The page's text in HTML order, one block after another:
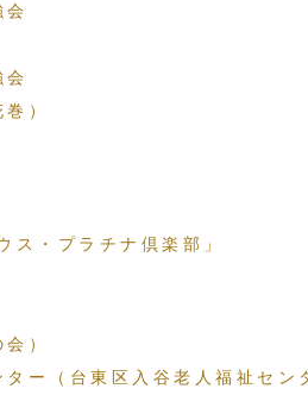
会
会
）
ス・プラチナ倶楽部」
）
ー（台東区入谷老人福祉セン